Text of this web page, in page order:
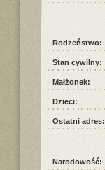
Rodzeństwo:
Stan cywilny:
Małżonek:
Dzieci:
Ostatni adres:
Narodowość: